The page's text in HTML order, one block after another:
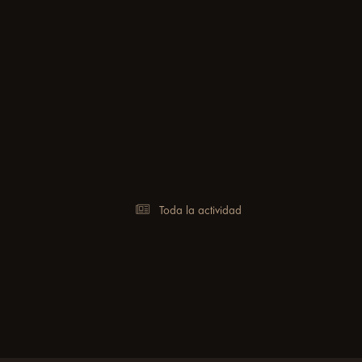
Toda la actividad